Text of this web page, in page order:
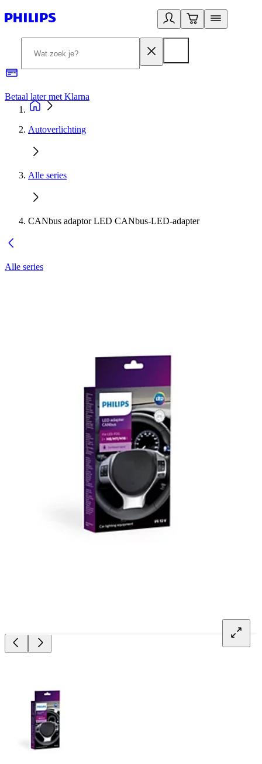
Betaal later met Klarna
Autoverlichting
Alle series
CANbus adaptor LED CANbus-LED-adapter
Alle series